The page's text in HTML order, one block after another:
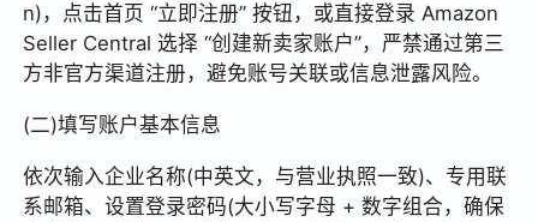
n)，点击首页 “立即注册” 按钮，或直接登录 Amazon
Seller Central 选择 “创建新卖家账户”，严禁通过第三
方非官方渠道注册，避免账号关联或信息泄露风险。
(二)填写账户基本信息
依次输入企业名称(中英文，与营业执照一致)、专用联
系邮箱、设置登录密码(大小写字母 + 数字组合，确保